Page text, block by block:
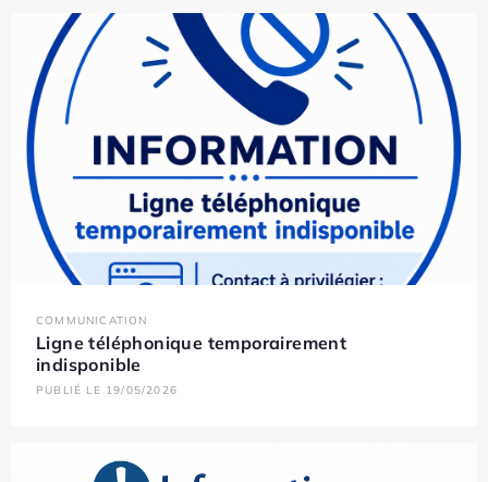
COMMUNICATION
Ligne téléphonique temporairement
indisponible
PUBLIÉ LE 19/05/2026